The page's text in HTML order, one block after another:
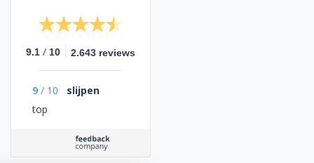
9.1 / 10 2.643 reviews
9 / 10
slijpen
top